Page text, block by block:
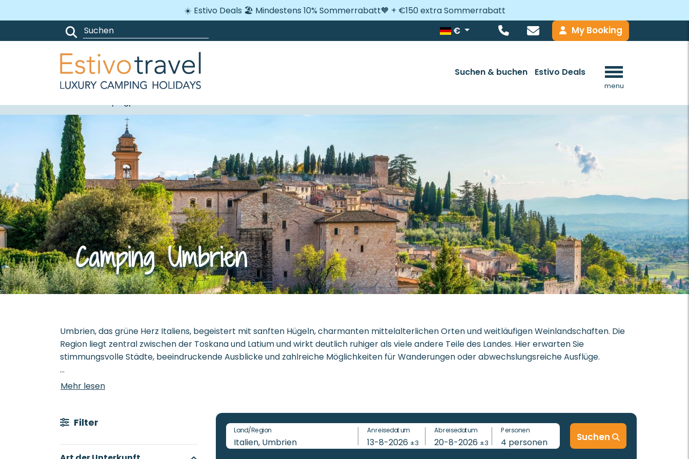
€ My Booking
Suchen & buchen Estivo Deals
menu
☀️ Estivo Deals 🏖️ Mindestens 10% Sommerrabatt🧡 + €150 extra Sommerrabatt
Camping Umbrien
Umbrien, das grüne Herz Italiens, begeistert mit sanften Hügeln, charmanten mittelalterlichen Orten und weitläufigen Weinlandschaften. Die
Region liegt zentral zwischen der Toskana und Latium und wirkt deutlich ruhiger als viele andere Teile des Landes. Hier erwarten Sie
stimmungsvolle Städte, beeindruckende Ausblicke und zahlreiche Möglichkeiten für Wanderungen oder abwechslungsreiche Ausflüge.
Campingplätze in Umbrien
oder sich bei Aktivitäten wie Stand-up-Paddling, Kanufahren oder Windsurfen auspowern. Auch auf den Campingplätzen selbst gibt es für die
ganze Familie viel zu erleben, mit Schwimmbädern, Sportmöglichkeiten und einem abwechslungsreichen Animationsprogramm in der
Hochsaison. Zudem laden gemütliche Restaurants und Bars dazu ein, den Tag gemeinsam bei köstlicher italienischer Küche ausklingen zu
Mehr lesen
Filter
Land/Region
Italien, Umbrien
Anreisedatum
13-8-2026 ±3
Abreisedatum
20-8-2026 ±3
Personen
4 personen Suchen